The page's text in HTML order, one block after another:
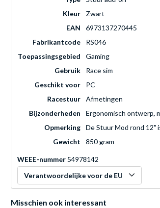
Kleur
Zwart
EAN
6973137270445
Fabrikantcode
RS046
Toepassingsgebied
Gaming
Gebruik
Race sim
Geschikt voor
PC
Racestuur
Afmetingen
Bijzonderheden
Ergonomisch ontwerp,
Opmerking
De Stuur Mod rond 12"
Gewicht
850 gram
WEEE-nummer 54978142
Verantwoordelijke voor de EU
Misschien ook interessant